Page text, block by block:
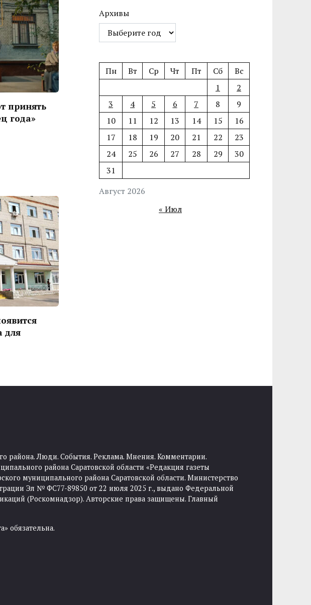
принять
года»
для
Архивы
Август 2026
Пн Вт Ср Чт Пт Сб
Вс
1
2
3
4 5 6 7 8
9
10
11 12 13 14 15
16
17
18 19 20 21 22
23
24
25 26 27 28 29
30
31
« Июл
района. Люди. События. Реклама. Мнения. Комментарии.
района Саратовской области «Редакция газеты
муниципального района Саратовской области. Министерство
Эл № ФС77-89850 от 22 июля 2025 г., выдано Федеральной
(Роскомнадзор). Авторские права защищены. Главный
обязательна.